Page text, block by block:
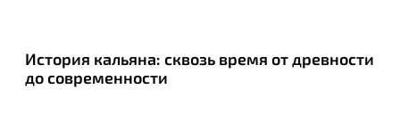
История кальяна: сквозь время от древности
до современности